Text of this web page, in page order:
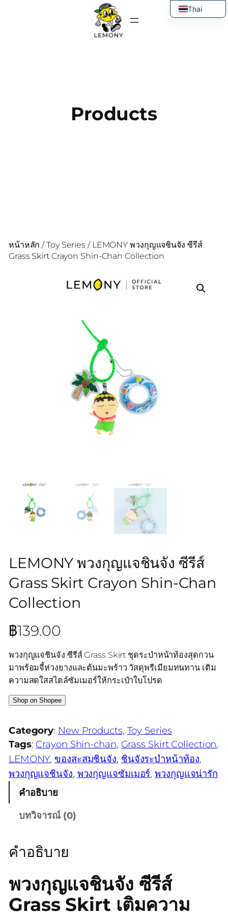
Products
หน้าหลัก /Toy Series / LEMONY พวงกุญแจชินจัง ซีรีส์
Grass Skirt Crayon Shin-Chan Collection
LEMONY พวงกุญแจชินจัง ซีรีส์
Grass Skirt Crayon Shin-Chan
Collection
฿139.00
พวงกุญแจชินจัง ซีรีส์ Grass Skirt ชุดระบำหน้าท้องสุดกวน
มาพร้อมจี้ห่วงยางและต้นมะพร้าว วัสดุพรีเมียมทนทาน เติม
ความสดใสสไตล์ซัมเมอร์ให้กระเป๋าใบโปรด
Shop on Shopee
Category: New Products, Toy Series
Tags: Crayon Shin-chan, Grass Skirt Collection
LEMONY, ของสะสมชินจัง, ชินจังระบำหน้าท้อง
พวงกุญแจชินจัง, พวงกุญแจซัมเมอร์, พวงกุญแจน่ารัก
คำอธิบาย
บทวิจารณ์ (0)
คำอธิบาย
พวงกุญแจชินจัง ซีรีส์
Grass Skirt เติมความ
Thai